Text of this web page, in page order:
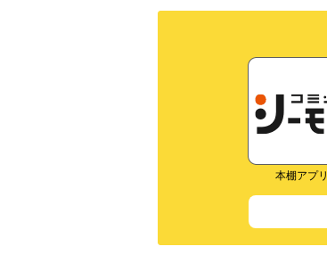
本棚アプリ